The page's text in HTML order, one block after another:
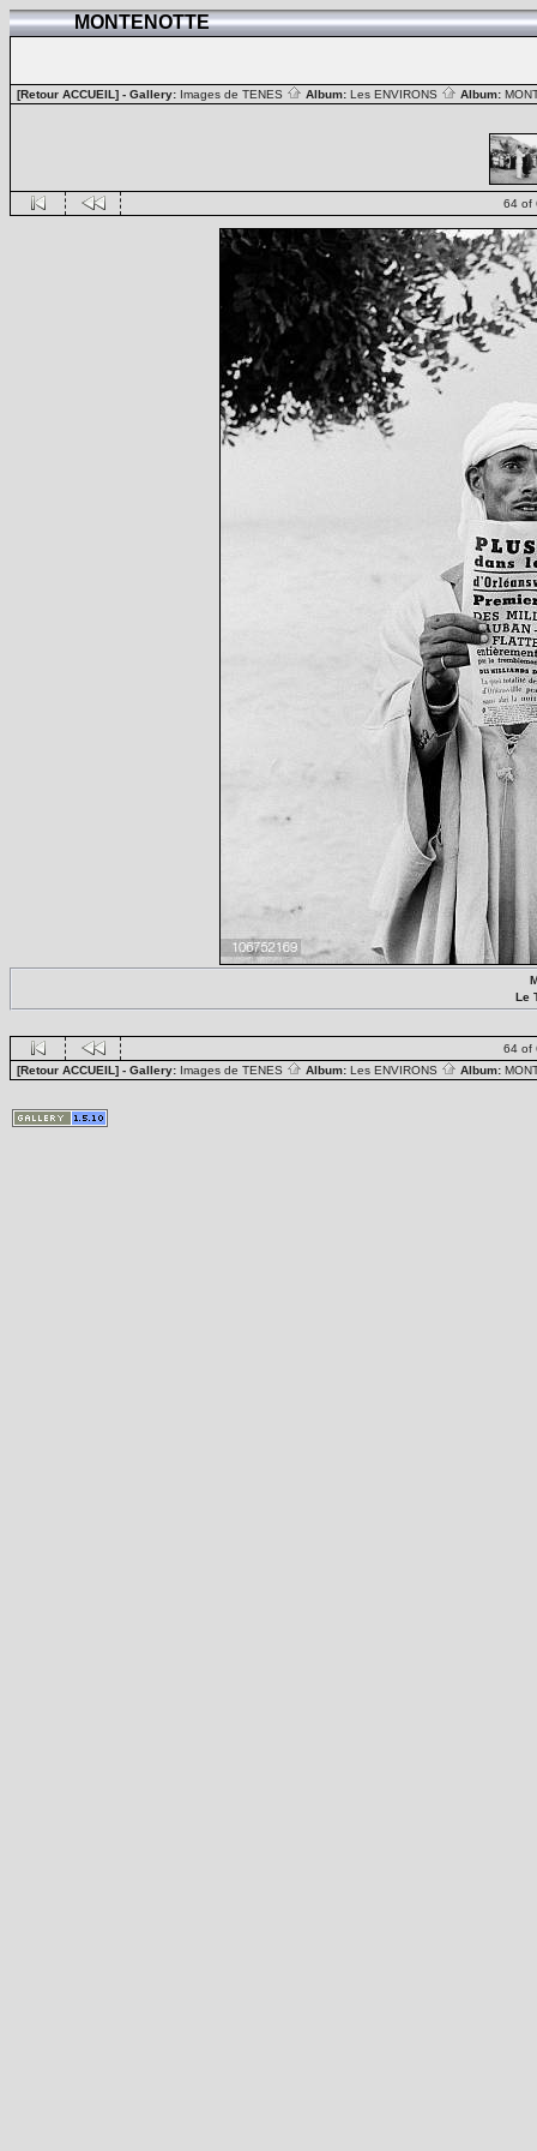
MONTENOTTE
[Retour ACCUEIL] - Gallery: Images de TENES Album: Les ENVIRONS Album:
64 of
Le
64 of
[Retour ACCUEIL] - Gallery: Images de TENES Album: Les ENVIRONS Album: